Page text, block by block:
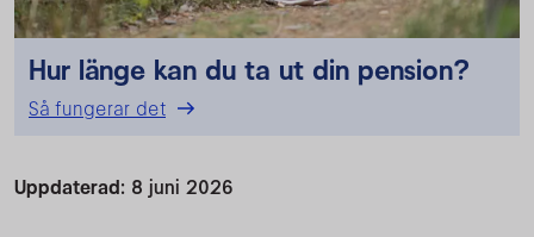
Hur länge kan du ta ut din pension?
Så fungerar det
Uppdaterad: 8 juni 2026